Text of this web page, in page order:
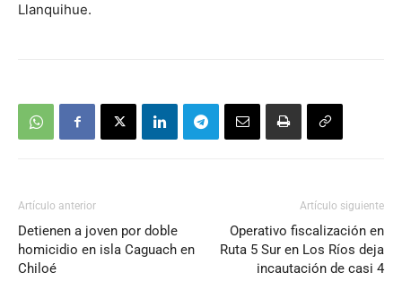
Llanquihue.
Artículo anterior
Detienen a joven por doble
homicidio en isla Caguach en
Chiloé
Artículo siguiente
Operativo fiscalización en
Ruta 5 Sur en Los Ríos deja
incautación de casi 4